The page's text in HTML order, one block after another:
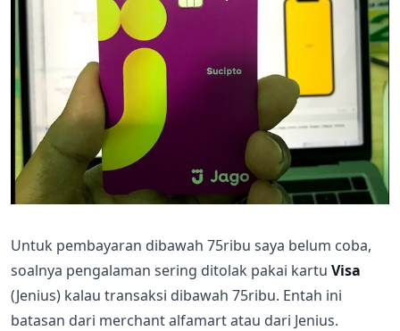
Untuk pembayaran dibawah 75ribu saya belum coba,
soalnya pengalaman sering ditolak pakai kartu Visa
(Jenius) kalau transaksi dibawah 75ribu. Entah ini
batasan dari merchant alfamart atau dari Jenius.